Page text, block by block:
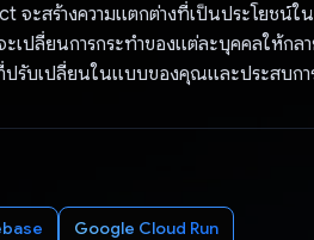
จะสร้างความแตกต่างที่เป็นประโยชน์ใ
เปลี่ยนการกระทำของแต่ละบุคคลให้กล
ปรับเปลี่ยนในแบบของคุณและประสบก
Google Cloud Run